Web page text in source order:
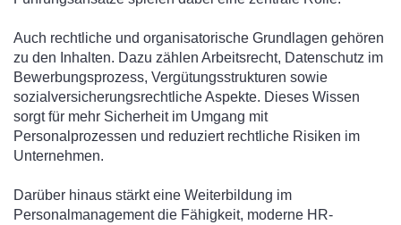
Auch rechtliche und organisatorische Grundlagen gehören
zu den Inhalten. Dazu zählen Arbeitsrecht, Datenschutz im
Bewerbungsprozess, Vergütungsstrukturen sowie
sozialversicherungsrechtliche Aspekte. Dieses Wissen
sorgt für mehr Sicherheit im Umgang mit
Personalprozessen und reduziert rechtliche Risiken im
Unternehmen.
Darüber hinaus stärkt eine Weiterbildung im
Personalmanagement die Fähigkeit, moderne HR-